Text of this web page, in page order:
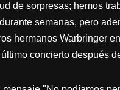
de sorpresas; hemos
semanas, pero
hermanos Warbringer
concierto después